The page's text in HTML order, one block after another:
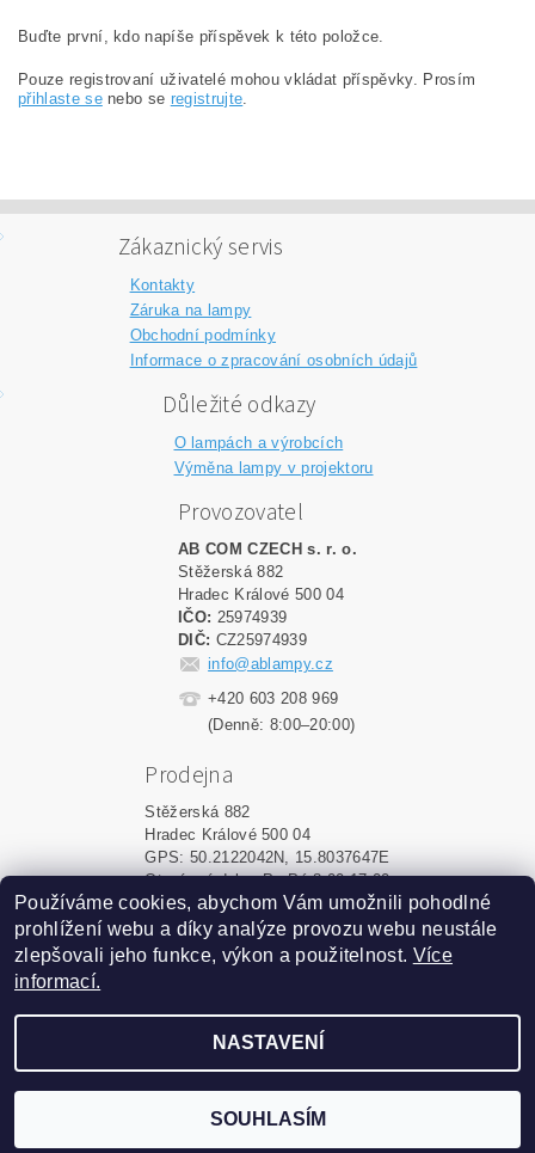
Buďte první, kdo napíše příspěvek k této položce.
Pouze registrovaní uživatelé mohou vkládat příspěvky. Prosím
přihlaste senebo se registrujte.
Zákaznický servis
Kontakty
Záruka na lampy
Obchodní podmínky
Informace o zpracování osobních údajů
Důležité odkazy
O lampách a výrobcích
Výměna lampy v projektoru
Provozovatel
AB COM CZECH s. r. o.
Stěžerská 882
Hradec Králové 500 04
IČO: 25974939
DIČ: CZ25974939
info@ablampy.cz
+420 603 208 969
(Denně: 8:00–20:00)
Prodejna
Stěžerská 882
Hradec Králové 500 04
GPS: 50.2122042N, 15.8037647E
Otevírací doba: Po-Pá 8:00-17:00
2026 © ablampy.cz, všechna práva vyhrazena Upravit nastavení cookies
Podle zákona o evidenci tržeb
je prodávající povinen
Zároveň je povinen
Používáme cookies, abychom Vám umožnili pohodlné
prohlížení webu a díky analýze provozu webu neustále
zlepšovali jeho funkce, výkon a použitelnost. Více
informací.
NASTAVENÍ
SOUHLASÍM